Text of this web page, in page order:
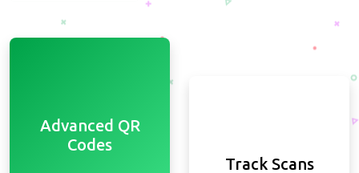
Advanced QR
Codes
Track Scans